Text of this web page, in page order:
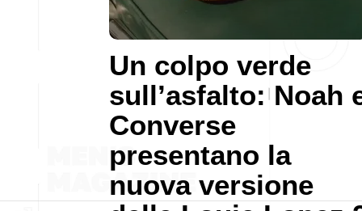
Un colpo verde
sull’asfalto: Noah
Converse
presentano la
nuova versione